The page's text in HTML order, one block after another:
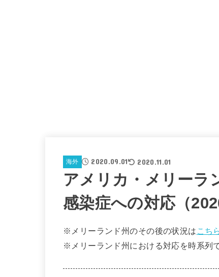
海外 2020.09.01 2020.11.01
アメリカ・メリーラ
感染症への対応（
※メリーランド州のその後の状況は こち
※メリーランド州における対応を時系列